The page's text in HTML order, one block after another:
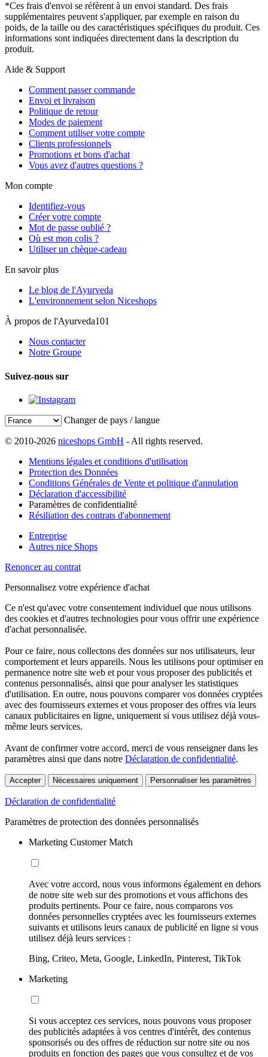
*Ces frais d'envoi se réfèrent à un envoi standard. Des frais
supplémentaires peuvent s'appliquer, par exemple en raison du
poids, de la taille ou des caractéristiques spécifiques du produit. Ces
informations sont indiquées directement dans la description du
produit.
Aide & Support
Comment passer commande
Envoi et livraison
Politique de retour
Modes de paiement
Comment utiliser votre compte
Clients professionnels
Promotions et bons d'achat
Vous avez d'autres questions ?
Mon compte
Identifiez-vous
Créer votre compte
Mot de passe oublié ?
Où est mon colis ?
Utiliser un chèque-cadeau
En savoir plus
Le blog de l'Ayurveda
L'environnement selon Niceshops
À propos de l'Ayurveda101
Nous contacter
Notre Groupe
Suivez-nous sur
Changer de pays / langue
© 2010-2026 niceshops GmbH - All rights reserved.
Mentions légales et conditions d'utilisation
Protection des Données
Conditions Générales de Vente et politique d'annulation
Déclaration d'accessibilité
Paramètres de confidentialité
Résiliation des contrats d'abonnement
Entreprise
Autres nice Shops
Renoncer au contrat
Personnalisez votre expérience d'achat
Ce n'est qu'avec votre consentement individuel que nous utilisons
des cookies et d'autres technologies pour vous offrir une expérience
d'achat personnalisée.
Pour ce faire, nous collectons des données sur nos utilisateurs, leur
comportement et leurs appareils. Nous les utilisons pour optimiser en
permanence notre site web et pour vous proposer des publicités et
contenus personnalisés, ainsi que pour analyser les statistiques
d'utilisation. En outre, nous pouvons comparer vos données cryptées
avec des fournisseurs externes et vous proposer des offres via leurs
canaux publicitaires en ligne, uniquement si vous utilisez déjà vous-
même leurs services.
Avant de confirmer votre accord, merci de vous renseigner dans les
paramètres ainsi que dans notre Déclaration de confidentialité.
Accepter Nécessaires uniquement Personnaliser les paramètres
Déclaration de confidentialité
Paramètres de protection des données personnalisés
Marketing Customer Match
Avec votre accord, nous vous informons également en dehors
de notre site web sur des promotions et vous affichons des
produits pertinents. Pour ce faire, nous comparons vos
données personnelles cryptées avec les fournisseurs externes
suivants et utilisons leurs canaux de publicité en ligne si vous
utilisez déjà leurs services :
Bing, Criteo, Meta, Google, LinkedIn, Pinterest, TikTok
Marketing
Si vous acceptez ces services, nous pouvons vous proposer
des publicités adaptées à vos centres d'intérêt, des contenus
sponsorisés ou des offres de réduction sur notre site ou nos
produits en fonction des pages que vous consultez et de vos